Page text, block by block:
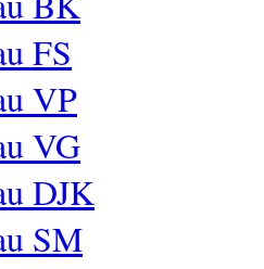
FS
VP
VG
DJK
SM